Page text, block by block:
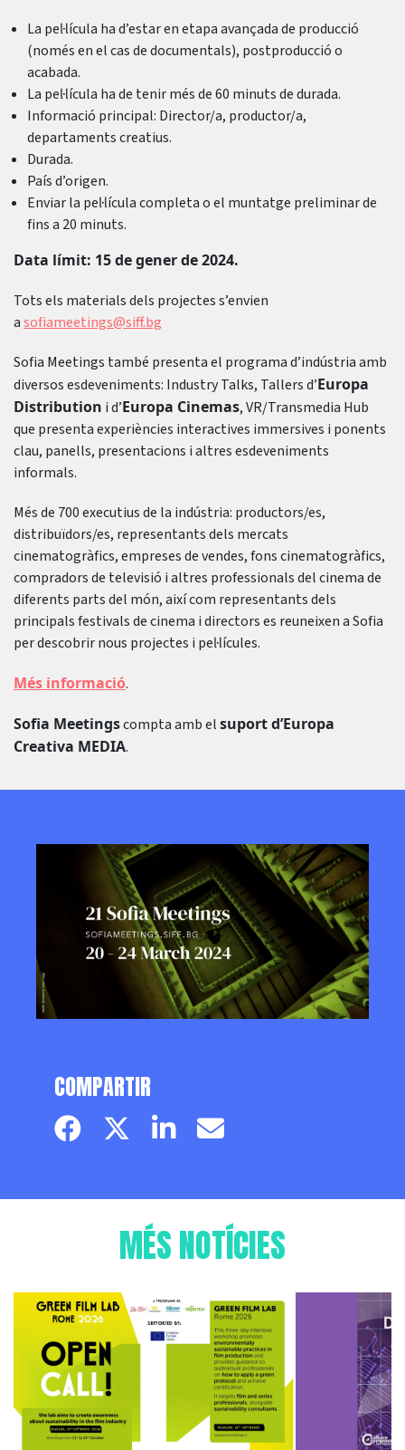
La pel·lícula ha d’estar en etapa avançada de producció
(només en el cas de documentals), postproducció o
acabada.
La pel·lícula ha de tenir més de 60 minuts de durada.
Informació principal: Director/a, productor/a,
departaments creatius.
Durada.
País d’origen.
Enviar la pel·lícula completa o el muntatge preliminar de
fins a 20 minuts.
Data límit: 15 de gener de 2024.
Tots els materials dels projectes s’envien
asofiameetings@siff.bg
Sofia Meetings també presenta el programa d’indústria amb
diversos esdeveniments: Industry Talks, Tallers d’Europa
Distribution i d’Europa Cinemas, VR/Transmedia Hub
que presenta experiències interactives immersives i ponents
clau, panells, presentacions i altres esdeveniments
informals.
Més de 700 executius de la indústria: productors/es,
distribuïdors/es, representants dels mercats
cinematogràfics, empreses de vendes, fons cinematogràfics,
compradors de televisió i altres professionals del cinema de
diferents parts del món, així com representants dels
principals festivals de cinema i directors es reuneixen a Sofia
per descobrir nous projectes i pel·lícules.
Més informació.
Sofia Meetingscompta amb elsuport d’Europa
Creativa MEDIA.
COMPARTIR
Facebook pageTwitter page
LinkedinEmail
MÉS NOTÍCIES